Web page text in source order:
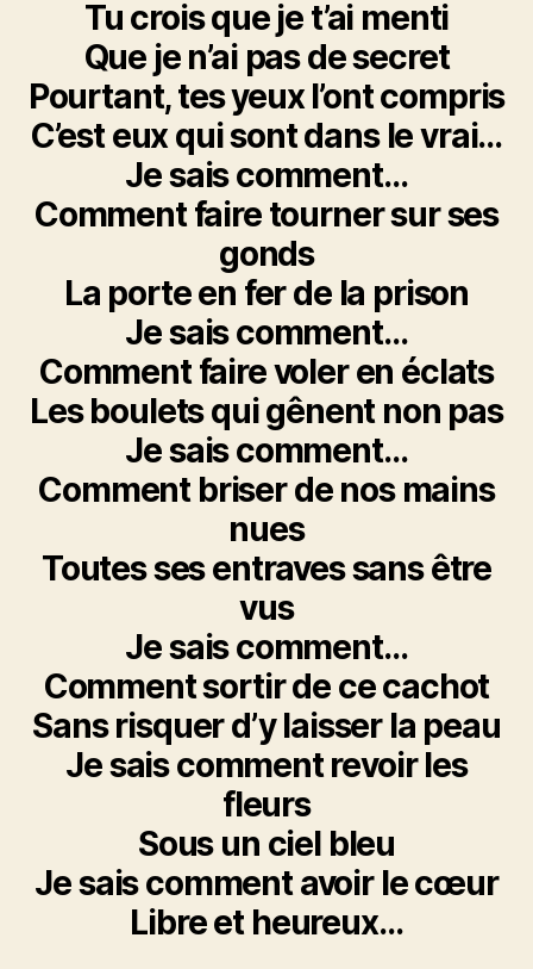
Tu crois que je t’ai menti
Que je n’ai pas de secret
Pourtant, tes yeux l’ont compris
C’est eux qui sont dans le vrai…
Je sais comment…
Comment faire tourner sur ses
gonds
La porte en fer de la prison
Je sais comment…
Comment faire voler en éclats
Les boulets qui gênent non pas
Je sais comment…
Comment briser de nos mains
nues
Toutes ses entraves sans être
vus
Je sais comment…
Comment sortir de ce cachot
Sans risquer d’y laisser la peau
Je sais comment revoir les
fleurs
Sous un ciel bleu
Je sais comment avoir le cœur
Libre et heureux…